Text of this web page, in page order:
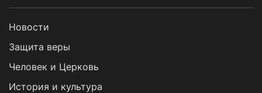
Новости
Защита веры
Человек и Церковь
История и культура